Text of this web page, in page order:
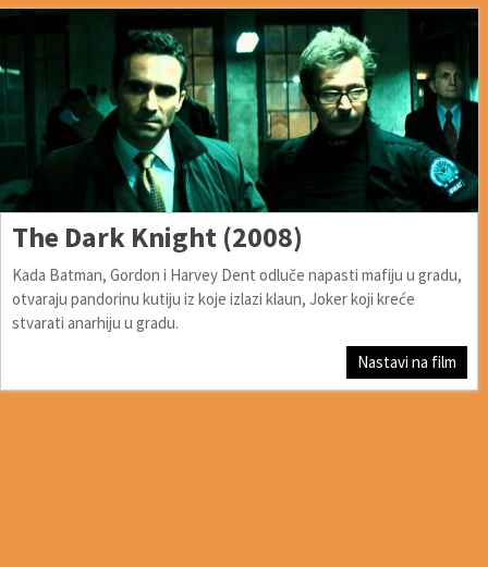
The Dark Knight (2008)
Kada Batman, Gordon i Harvey Dent odluče napasti mafiju u gradu,
otvaraju pandorinu kutiju iz koje izlazi klaun, Joker koji kreće
stvarati anarhiju u gradu.
Nastavi na film